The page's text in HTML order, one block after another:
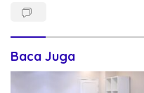
Baca Juga